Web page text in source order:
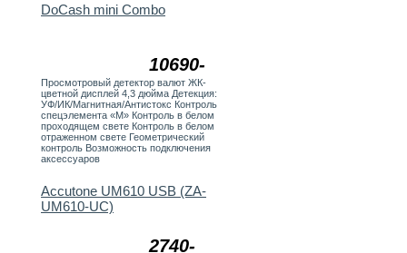
10690-
DoCash mini Combo
Просмотровый детектор валют ЖК-
цветной дисплей 4,3 дюйма Детекция:
УФ/ИК/Магнитная/Антистокс Контроль
спецэлемента «М» Контроль в белом
проходящем свете Контроль в белом
отраженном свете Геометрический
контроль Возможность подключения
аксессуаров
2740-
Accutone UM610 USB (ZA-
UM610-UC)